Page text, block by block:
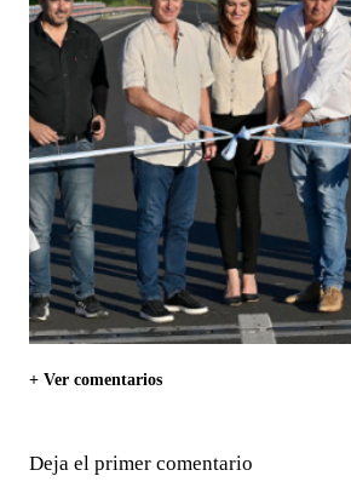
+ Ver comentarios
Deja el primer comentario